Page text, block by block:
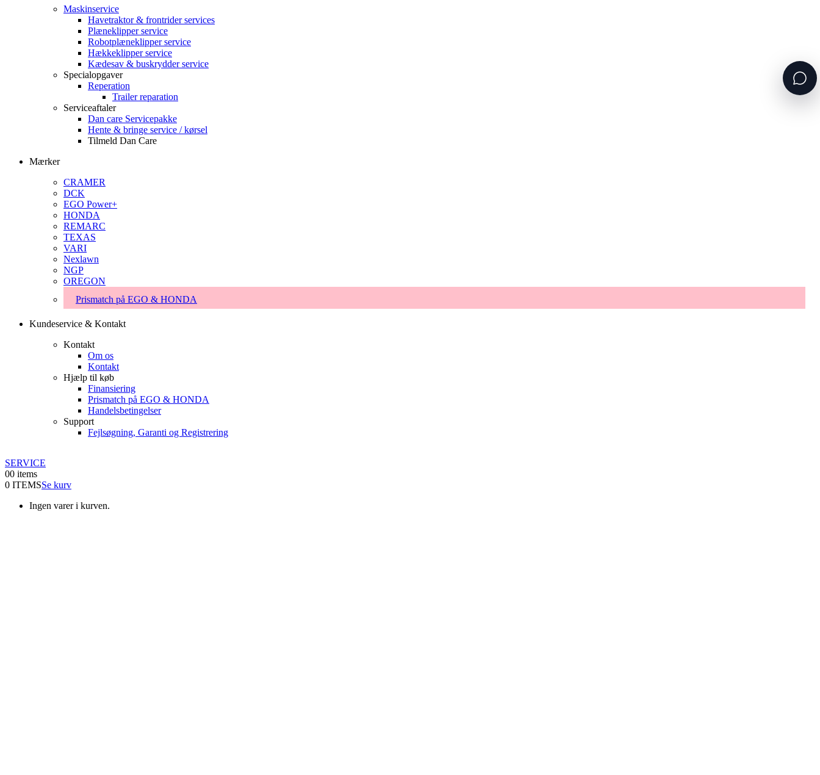
Maskinservice
Havetraktor & frontrider services
Plæneklipper service
Robotplæneklipper service
Hækkeklipper service
Kædesav & buskrydder service
Specialopgaver
Reperation
Trailer reparation
Serviceaftaler
Dan care Servicepakke
Hente & bringe service / kørsel
Tilmeld Dan Care
Mærker
CRAMER
DCK
EGO Power+
HONDA
REMARC
TEXAS
VARI
Nexlawn
NGP
OREGON
Prismatch på EGO & HONDA
Kundeservice & Kontakt
Kontakt
Om os
Kontakt
Hjælp til køb
Finansiering
Prismatch på EGO & HONDA
Handelsbetingelser
Support
Fejlsøgning, Garanti og Registrering
SERVICE
00 items
0 ITEMSSe kurv
Ingen varer i kurven.